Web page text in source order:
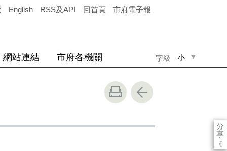
English RSS及API 回首頁 市府電子報
字級 小
網站連結 市府各機關
分
享
《